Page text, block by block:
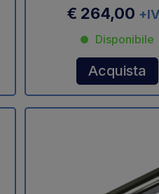
€ 264,00
Disponibile
Acquista